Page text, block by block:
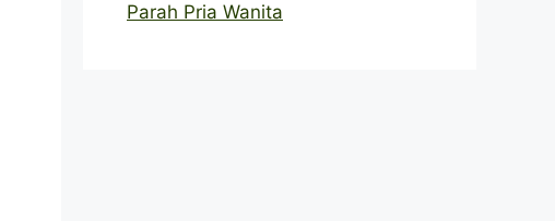
Parah Pria Wanita